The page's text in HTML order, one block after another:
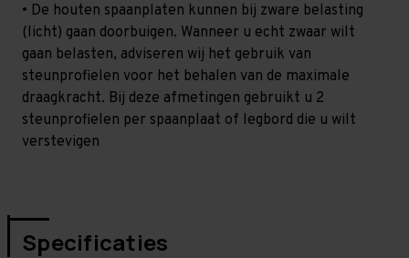
• De houten spaanplaten kunnen bij zware belasting
(licht) gaan doorbuigen. Wanneer u echt zwaar wilt
gaan belasten, adviseren wij het gebruik van
steunprofielen voor het behalen van de maximale
draagkracht. Bij deze afmetingen gebruikt u 2
steunprofielen per spaanplaat of legbord die u wilt
verstevigen
Specificaties